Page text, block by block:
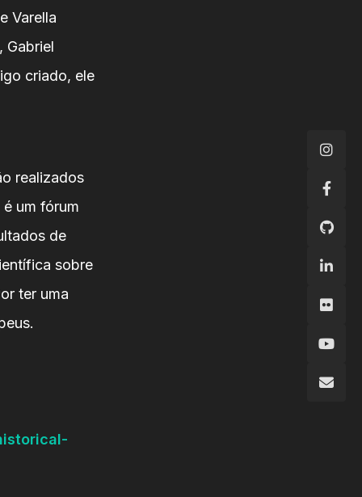
Varella
Gabriel
criado, ele
realizados
um fórum
de
sobre
ter uma